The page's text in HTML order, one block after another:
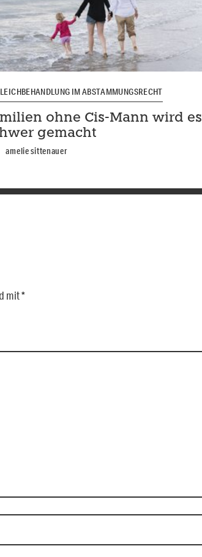
IM ABSTAMMUNGSRECHT
ohne Cis-Mann wird es
gemacht
amelie sittenauer
mit*